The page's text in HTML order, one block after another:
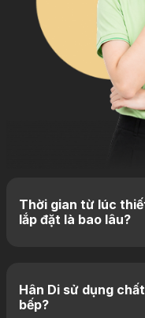
Thời gian từ lúc
lắp đặt là bao lâu?
Hân Di sử dụng
bếp?